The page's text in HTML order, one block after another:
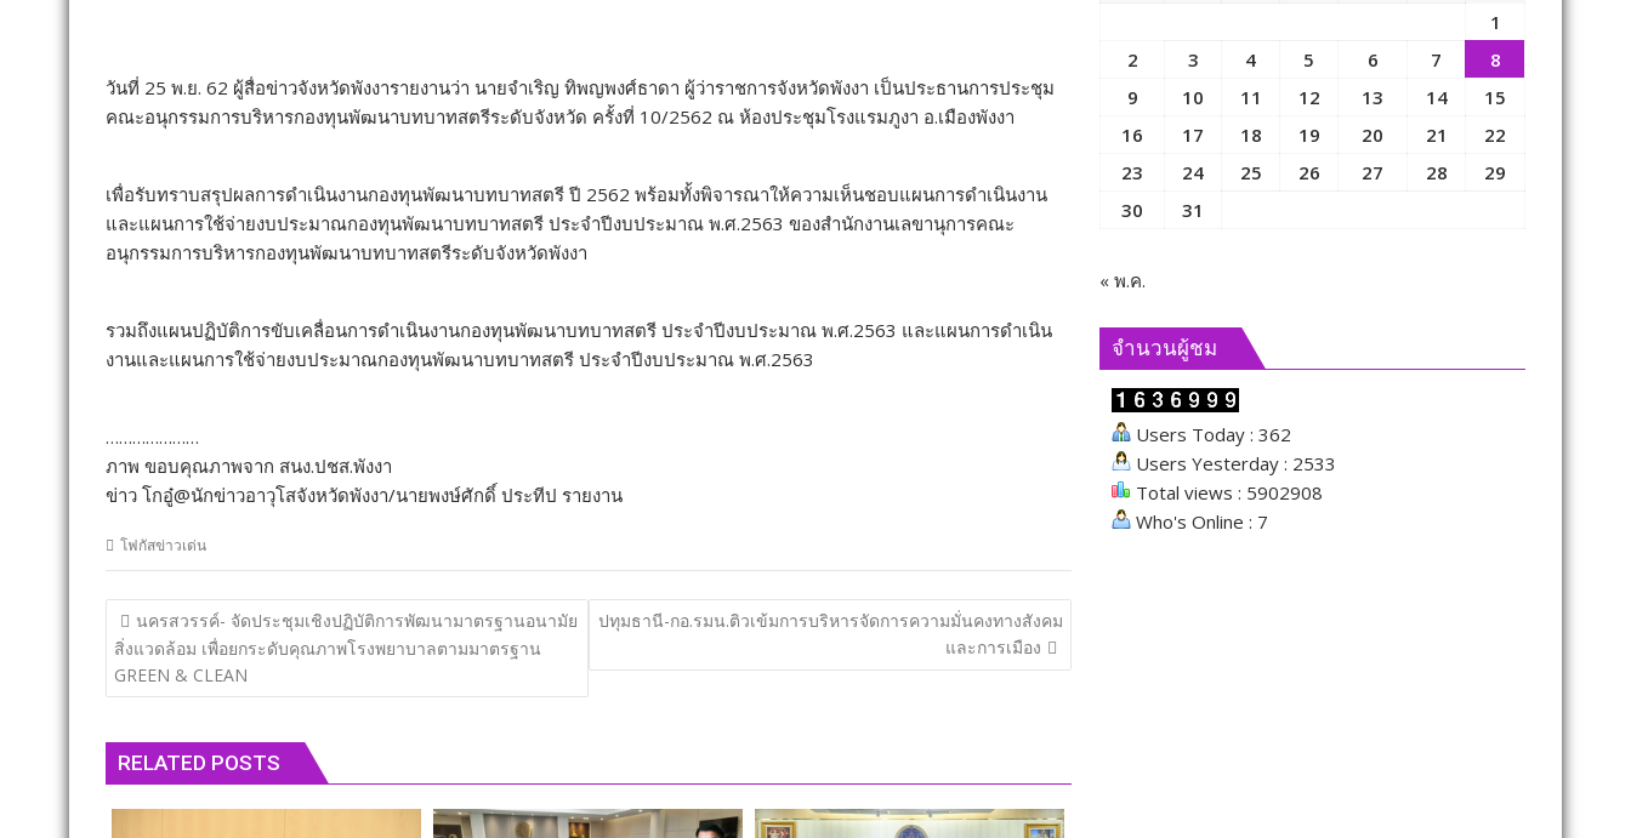
วันที่ 25 พ.ย. 62 ผู้สื่อข่าวจังหวัดพังงารายงานว่า นายจำเริญ ทิพญพงศ์ธาดา ผู้ว่าราชการจังหวัดพังงา เป็นประธานการประชุม
คณะอนุกรรมการบริหารกองทุนพัฒนาบทบาทสตรีระดับจังหวัด ครั้งที่ 10/2562 ณ ห้องประชุมโรงแรมภูงา อ.เมืองพังงา
เพื่อรับทราบสรุปผลการดำเนินงานกองทุนพัฒนาบทบาทสตรี ปี 2562 พร้อมทั้งพิจารณาให้ความเห็นชอบแผนการดำเนินงาน
และแผนการใช้จ่ายงบประมาณกองทุนพัฒนาบทบาทสตรี ประจำปีงบประมาณ พ.ศ.2563 ของสำนักงานเลขานุการคณะ
อนุกรรมการบริหารกองทุนพัฒนาบทบาทสตรีระดับจังหวัดพังงา
รวมถึงแผนปฏิบัติการขับเคลื่อนการดำเนินงานกองทุนพัฒนาบทบาทสตรี ประจำปีงบประมาณ พ.ศ.2563 และแผนการดำเนิน
งานและแผนการใช้จ่ายงบประมาณกองทุนพัฒนาบทบาทสตรี ประจำปีงบประมาณ พ.ศ.2563
…………………
ภาพ ขอบคุณภาพจาก สนง.ปชส.พังงา
ข่าว โกอู๋@นักข่าวอาวุโสจังหวัดพังงา/นายพงษ์ศักดิ์ ประทีป รายงาน
โฟกัสข่าวเด่น
แนะแนว
เรื่อง
นครสวรรค์​- จัดประชุมเชิงปฏิบัติการพัฒนามาตรฐานอนามัย
สิ่งแวดล้อม เพื่อยกระดับคุณภาพโรงพยาบาลตามมาตรฐาน
GREEN & CLEAN
ปทุมธานี-กอ.รมน.ติวเข้มการบริหารจัดการความมั่นคงทางสังคม
และการเมือง
RELATED POSTS
1
2
3 4 5 6 7
8
9
10 11 12 13 14
15
16
17 18 19 20 21
22
23
24 25 26 27 28
29
30
31
« พ.ค.
จำนวนผู้ชม
Users Today : 362
Users Yesterday : 2533
Total views : 5902908
Who's Online : 7